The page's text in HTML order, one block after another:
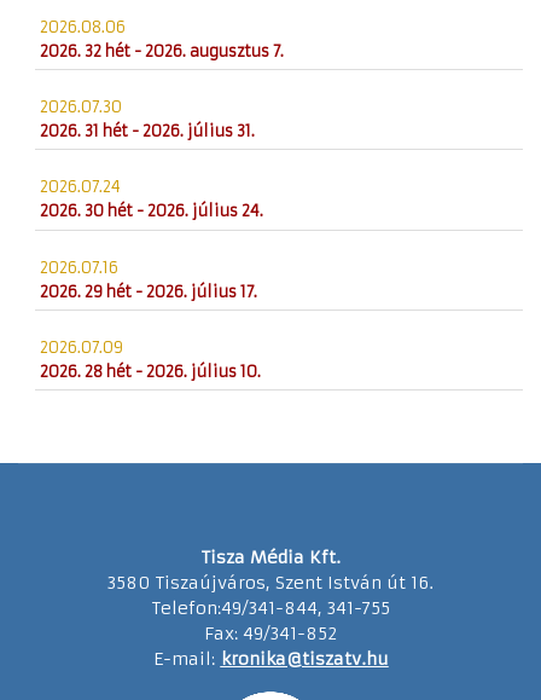
2026.08.06
2026. 32 hét - 2026. augusztus 7.
2026.07.30
2026. 31 hét - 2026. július 31.
2026.07.24
2026. 30 hét - 2026. július 24.
2026.07.16
2026. 29 hét - 2026. július 17.
2026.07.09
2026. 28 hét - 2026. július 10.
Tisza Média Kft.
3580 Tiszaújváros, Szent István út 16.
Telefon:49/341-844, 341-755
Fax: 49/341-852
E-mail: kronika@tiszatv.hu